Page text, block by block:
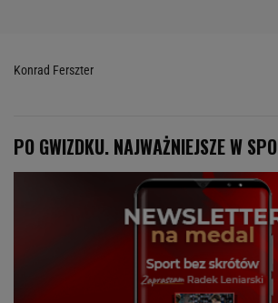
Konrad Ferszter